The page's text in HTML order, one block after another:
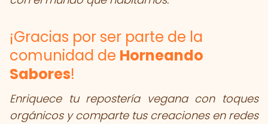
¡Gracias por ser parte de la
comunidad de Horneando
Sabores!
Enriquece tu repostería vegana con toques
orgánicos y comparte tus creaciones en redes